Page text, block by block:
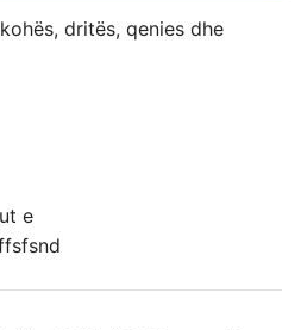
dritës, qenies dhe
e